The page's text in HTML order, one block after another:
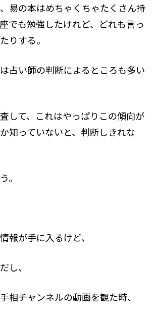
易の本はめちゃくちゃたくさん持
でも勉強したけれど、どれも言っ
りする。
占い師の判断によるところも多い
して、これはやっぱりこの傾向が
知っていないと、判断しきれな
。
報が手に入るけど、
し、
相チャンネルの動画を観た時、